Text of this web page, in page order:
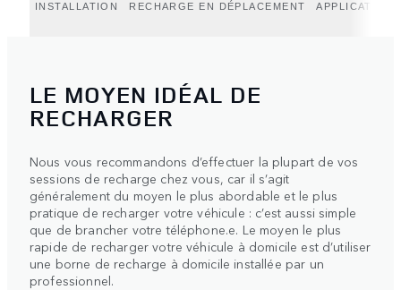
INSTALLATION RECHARGE EN DÉPLACEMENT APPLICATION
LE MOYEN IDÉAL DE
RECHARGER
Nous vous recommandons d’effectuer la plupart de vos
sessions de recharge chez vous, car il s’agit
généralement du moyen le plus abordable et le plus
pratique de recharger votre véhicule : c’est aussi simple
que de brancher votre téléphone.e. Le moyen le plus
rapide de recharger votre véhicule à domicile est d’utiliser
une borne de recharge à domicile installée par un
professionnel.